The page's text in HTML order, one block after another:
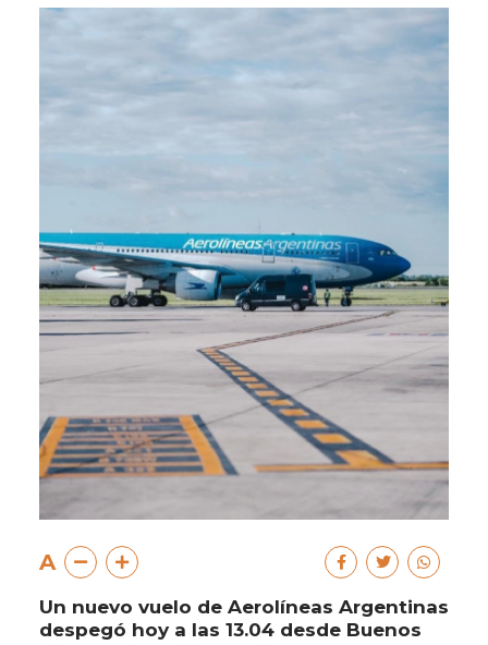
A
Un nuevo vuelo de Aerolíneas Argentinas
despegó hoy a las 13.04 desde Buenos